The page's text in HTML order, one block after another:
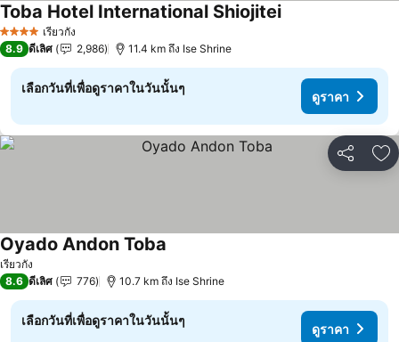
4 ดาว เรียวกัง
Toba Hotel International Shiojiteiดูราคา
8.9 ดีเลิศ 2,986 11.4 km ถึง Ise Shrine
เลือกวันที่เพื่อดูราคาในวันนั้นๆ
ดูราคา
แชร์ เ
เรียวกัง
Oyado Andon Toba
8.6 ดีเลิศ 776 10.7 km ถึง Ise Shrine
เลือกวันที่เพื่อดูราคาในวันนั้นๆ
ดูราคา